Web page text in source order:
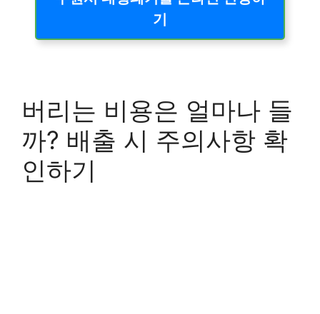
기
버리는 비용은 얼마나 들
까? 배출 시 주의사항 확
인하기